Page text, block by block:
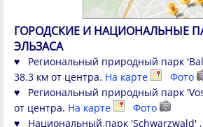
ГОРОДСКИЕ И НАЦИОНАЛЬНЫЕ
ЭЛЬЗАСА
♥ Региональный природный парк
38.3 км от центра. На карте
Фото
♥ Региональный природный парк
от центра. На карте
Фото
♥ Национальный парк 'Schwarzwald' ,